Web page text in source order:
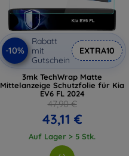
-10%
Rabatt
mit
Gutschein
EXTRA10
3mk TechWrap Matte
Mittelanzeige Schutzfolie für Kia
EV6 FL 2024
47,90 €
43,11 €
Auf Lager > 5 Stk.